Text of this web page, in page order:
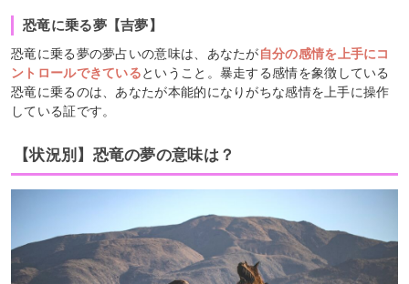
恐竜に乗る夢【吉夢】
恐竜に乗る夢の夢占いの意味は、あなたが自分の感情を上手にコ
ントロールできているということ。暴走する感情を象徴している
恐竜に乗るのは、あなたが本能的になりがちな感情を上手に操作
している証です。
【状況別】恐竜の夢の意味は？